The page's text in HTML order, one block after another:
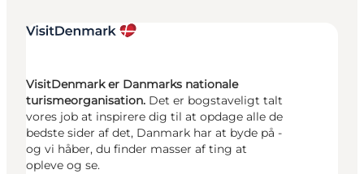
VisitDenmark er Danmarks nationale
turismeorganisation. Det er bogstaveligt talt
vores job at inspirere dig til at opdage alle de
bedste sider af det, Danmark har at byde på -
og vi håber, du finder masser af ting at
opleve og se.